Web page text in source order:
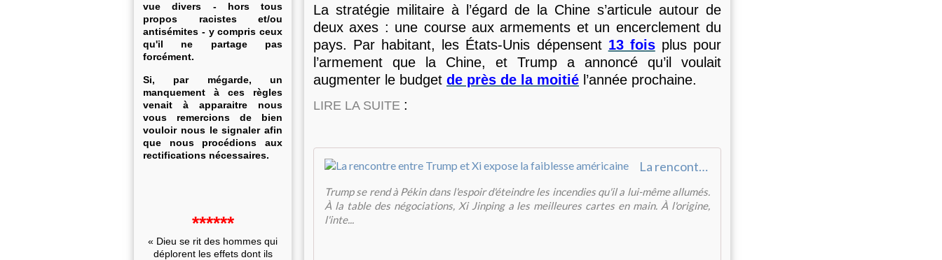
vue divers - hors tous
propos racistes et/ou
antisémites - y compris ceux
qu'il ne partage pas
forcément.
Si, par mégarde, un
manquement à ces règles
venait à apparaitre nous
vous remercions de bien
vouloir nous le signaler afin
que nous procédions aux
rectifications nécessaires.
******
« Dieu se rit des hommes qui
déplorent les effets dont ils
La stratégie militaire à l’égard de la Chine s’articule autour de
deux axes : une course aux armements et un encerclement du
pays. Par habitant, les États-Unis dépensent 13 foisplus pour
l’armement que la Chine, et Trump a annoncé qu’il voulait
augmenter le budget de près de la moitié l’année prochaine.
LIRE LA SUITE :
La rencontre entre Trump et Xi expose la faiblesse américaine
Trump se rend à Pékin dans l'espoir d'éteindre les incendies qu'il a lui-même allumés.
À la table des négociations, Xi Jinping a les meilleures cartes en main. À l'origine,
l'inte...